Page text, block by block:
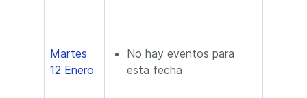
Martes
12 Enero
No hay eventos para
esta fecha